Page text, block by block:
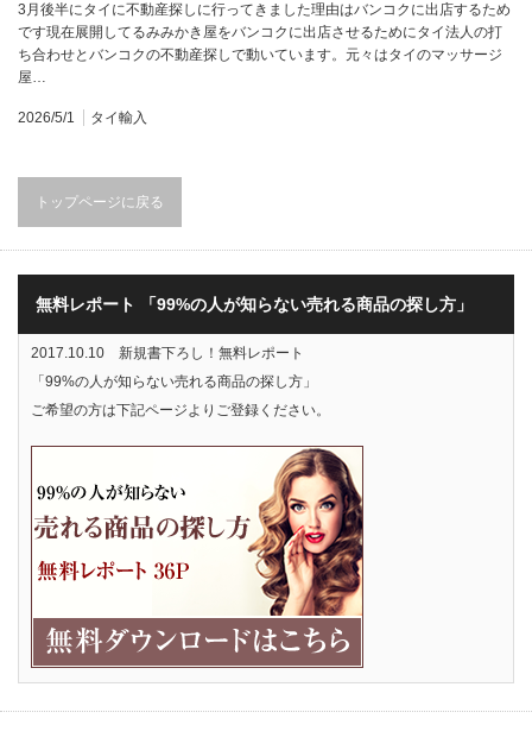
3月後半にタイに不動産探しに行ってきました理由はバンコクに出店するため
です現在展開してるみみかき屋をバンコクに出店させるためにタイ法人の打
ち合わせとバンコクの不動産探しで動いています。元々はタイのマッサージ
屋…
2026/5/1 タイ輸入
トップページに戻る
無料レポート 「99%の人が知らない売れる商品の探し方」
2017.10.10 新規書下ろし！無料レポート
「99%の人が知らない売れる商品の探し方」
ご希望の方は下記ページよりご登録ください。